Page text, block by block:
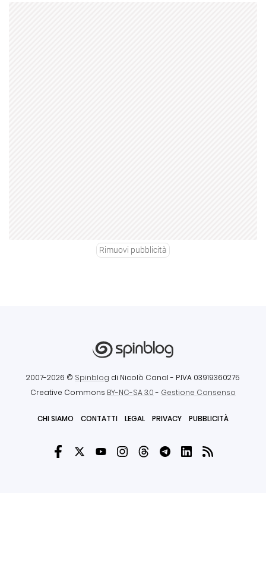
Rimuovi pubblicità
2007-2026 © Spinblog di Nicolò Canal - P.IVA 03919360275
Creative Commons BY-NC-SA 3.0- Gestione Consenso
CHI SIAMO CONTATTI LEGAL PRIVACY PUBBLICITÀ